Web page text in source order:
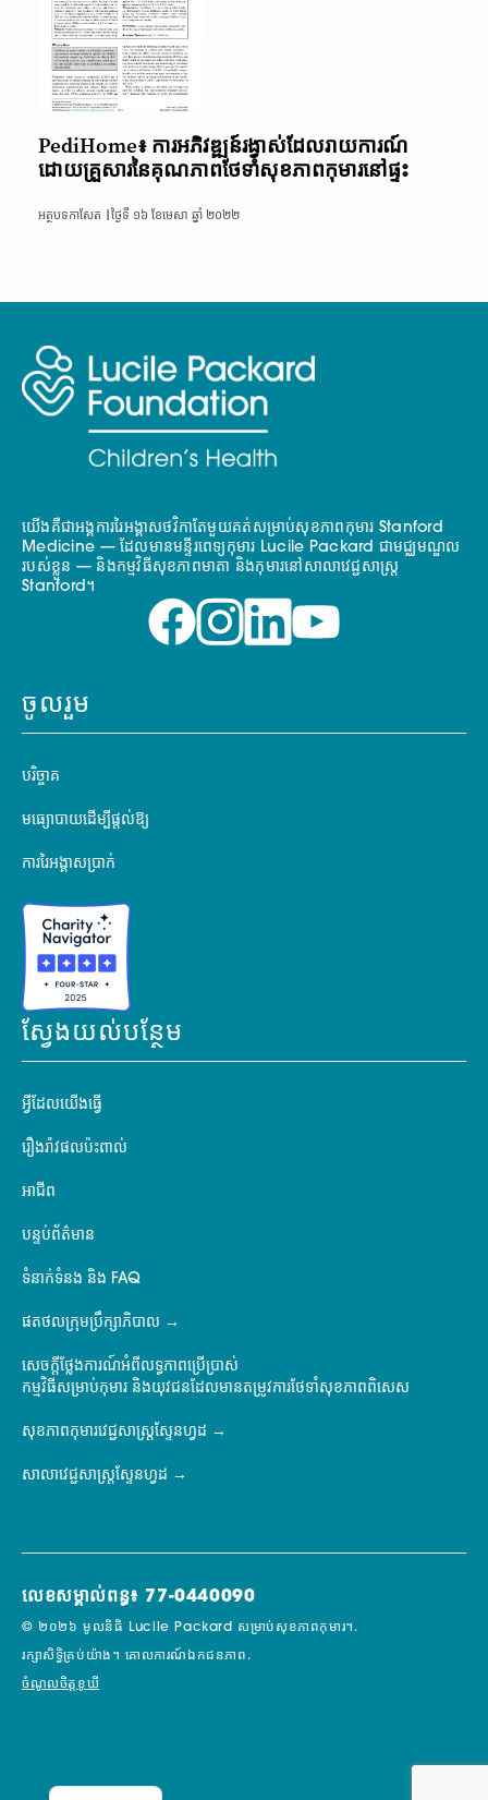
PediHome៖ ការអភិវឌ្ឍន៍រង្វាស់ដែលរាយការណ៍
ដោយគ្រួសារនៃគុណភាពថែទាំសុខភាពកុមារនៅផ្ទះ
អត្ថបទកាសែត | ថ្ងៃទី ១៦ ខែមេសា ឆ្នាំ ២០២២
យើងគឺជាអង្គការរៃអង្គាសថវិកាតែមួយគត់សម្រាប់សុខភាពកុមារ Stanford
Medicine — ដែលមានមន្ទីរពេទ្យកុមារ Lucile Packard ជាមជ្ឈមណ្ឌល
របស់ខ្លួន — និងកម្មវិធីសុខភាពមាតា និងកុមារនៅសាលាវេជ្ជសាស្ត្រ
Stanford។
ចូលរួម
បរិច្ចាគ
មធ្យោបាយដើម្បីផ្តល់ឱ្យ
ការរៃអង្គាសប្រាក់
ស្វែងយល់បន្ថែម
អ្វីដែលយើងធ្វើ
រឿងរ៉ាវផលប៉ះពាល់
អាជីព
បន្ទប់ព័ត៌មាន
ទំនាក់ទំនង និង FAQ
ផតថលក្រុមប្រឹក្សាភិបាល
សេចក្តីថ្លែងការណ៍អំពីលទ្ធភាពប្រើប្រាស់
កម្មវិធីសម្រាប់កុមារ និងយុវជនដែលមានតម្រូវការថែទាំសុខភាពពិសេស
សុខភាពកុមារវេជ្ជសាស្ត្រស្ទែនហ្វដ
សាលាវេជ្ជសាស្ត្រស្ទែនហ្វដ
លេខសម្គាល់ពន្ធ៖ 77-0440090
© ២០២៦ មូលនិធិ Lucile Packard សម្រាប់សុខភាពកុមារ។.
រក្សាសិទ្ធិគ្រប់យ៉ាង។ គោលការណ៍ឯកជនភាព.
ចំណូលចិត្តខូឃី